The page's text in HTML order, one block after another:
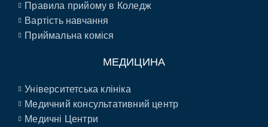
Правила прийому в Коледж
Вартість навчання
Приймальна коміся
МЕДИЦИНА
Університетська клініка
Медичний консультативний центр
Медичні Центри